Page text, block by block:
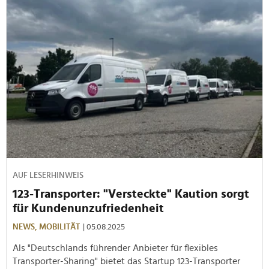
AUF LESERHINWEIS
123-Transporter: "Versteckte" Kaution sorgt
für Kundenunzufriedenheit
NEWS, MOBILITÄT | 05.08.2025
Als "Deutschlands führender Anbieter für flexibles
Transporter-Sharing" bietet das Startup 123-Transporter